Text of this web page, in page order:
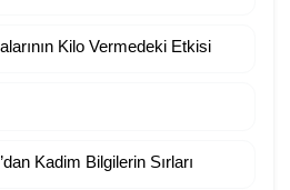
Kilo Vermedeki Etkisi
Kadim Bilgilerin Sırları